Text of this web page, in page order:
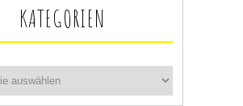
KATEGORIEN